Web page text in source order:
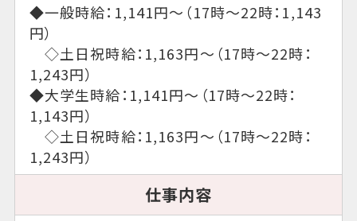
◆一般時給：1,141円～（17時～22時：1,143
円）
◇土日祝時給：1,163円～（17時～22時：
1,243円）
◆大学生時給：1,141円～（17時～22時：
1,143円）
◇土日祝時給：1,163円～（17時～22時：
1,243円）
仕事内容